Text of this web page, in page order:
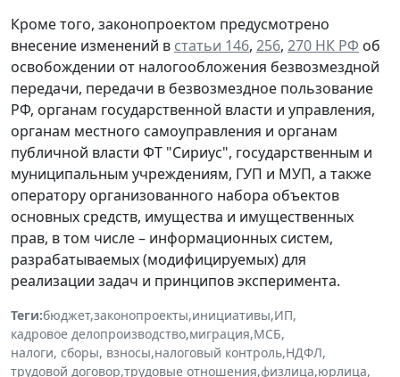
Кроме того, законопроектом предусмотрено
внесение изменений в статьи 146, 256, 270 НК РФ об
освобождении от налогообложения безвозмездной
передачи, передачи в безвозмездное пользование
РФ, органам государственной власти и управления,
органам местного самоуправления и органам
публичной власти ФТ "Сириус", государственным и
муниципальным учреждениям, ГУП и МУП, а также
оператору организованного набора объектов
основных средств, имущества и имущественных
прав, в том числе – информационных систем,
разрабатываемых (модифицируемых) для
реализации задач и принципов эксперимента.
Теги:бюджет,законопроекты,инициативы,ИП,
кадровое делопроизводство,миграция,МСБ,
налоги, сборы, взносы,налоговый контроль,НДФЛ,
трудовой договор,трудовые отношения,физлица,юрлица,